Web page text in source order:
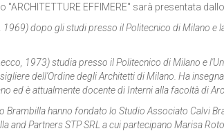
"ARCHITETTURE EFFIMERE" sarà presentata
1969) dopo gli studi presso il Politecnico di Milano e
1973) studia presso il Politecnico di Milano e
dell'Ordine degli Architetti di Milano. Ha
ed è attualmente docente di Interni alla facoltà di
Brambilla hanno fondato lo Studio Associato Calvi
and Partners STP SRL a cui partecipano Marisa